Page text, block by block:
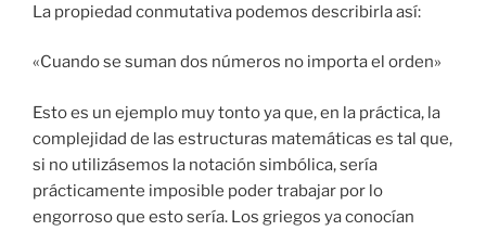
La propiedad conmutativa podemos describirla así:
«Cuando se suman dos números no importa el orden»
Esto es un ejemplo muy tonto ya que, en la práctica, la
complejidad de las estructuras matemáticas es tal que,
si no utilizásemos la notación simbólica, sería
prácticamente imposible poder trabajar por lo
engorroso que esto sería. Los griegos ya conocían